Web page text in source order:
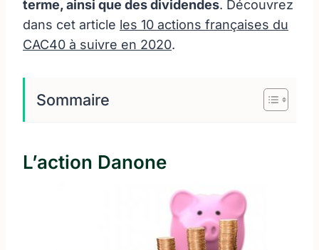
terme, ainsi que des dividendes. Découvrez
dans cet article les 10 actions françaises du
CAC40 à suivre en 2020.
Sommaire
L’action Danone